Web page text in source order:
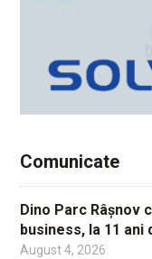
Comunicate
Dino Parc Râșnov
business, la 11 ani
August 4, 2026